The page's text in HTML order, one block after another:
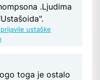
.Ljudima
ustaške
toga je ostalo